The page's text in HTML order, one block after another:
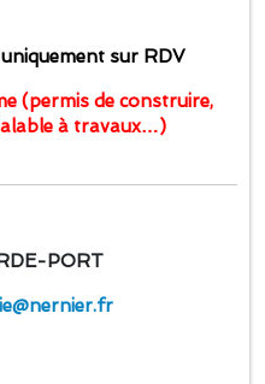
sur RDV
(permis de construire,
à travaux…)
PORT